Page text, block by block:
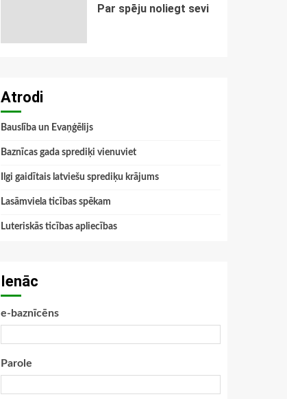
Par spēju noliegt sevi
Atrodi
Bauslība un Evaņģēlijs
Baznīcas gada sprediķi vienuviet
Ilgi gaidītais latviešu sprediķu krājums
Lasāmviela ticības spēkam
Luteriskās ticības apliecības
Ienāc
e-baznīcēns
Parole